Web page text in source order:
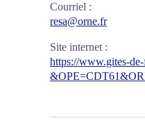
Courriel :
resa@orne.fr
Site internet :
https://www.gites-